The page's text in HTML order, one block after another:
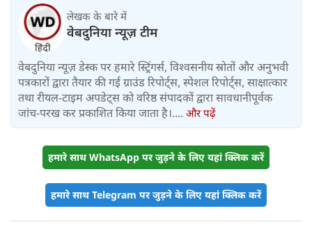
लेखक के बारे में
वेबदुनिया न्यूज़ टीम
वेबदुनिया न्यूज़ डेस्क पर हमारे स्ट्रिंगर्स, विश्वसनीय स्रोतों और अनुभवी
पत्रकारों द्वारा तैयार की गई ग्राउंड रिपोर्ट्स, स्पेशल रिपोर्ट्स, साक्षात्कार
तथा रीयल-टाइम अपडेट्स को वरिष्ठ संपादकों द्वारा सावधानीपूर्वक
जांच-परख कर प्रकाशित किया जाता है।.... और पढ़ें
हमारे साथ WhatsApp पर जुड़ने के लिए यहां क्लिक करें
हमारे साथ Telegram पर जुड़ने के लिए यहां क्लिक करें